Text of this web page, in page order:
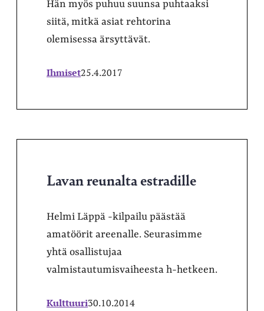
Hän myös puhuu suunsa puhtaaksi
siitä, mitkä asiat rehtorina
olemisessa ärsyttävät.
Ihmiset25.4.2017
Lavan reunalta estradille
Helmi Läppä -kilpailu päästää
amatöörit areenalle. Seurasimme
yhtä osallistujaa
valmistautumisvaiheesta h-hetkeen.
Kulttuuri30.10.2014